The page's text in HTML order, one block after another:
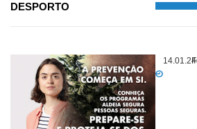
DESPORTO
14.01.24